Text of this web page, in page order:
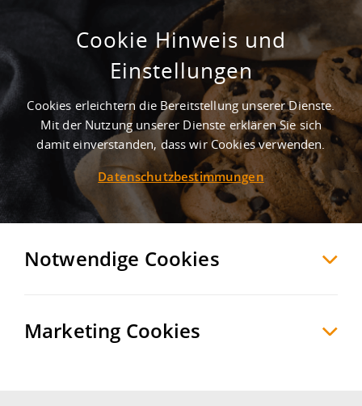
Provisionsfreie, moderne Halle mit
Rampen, Verkaufs- & Bürofläche -
ideal für Handel & Umschlag
LeinfeldenEsslingen, Deutschland
MERKEN VERGLEICHEN EXPORT PDF
Cookie Hinweis und
Einstellungen
Cookies erleichtern die Bereitstellung unserer Dienste.
Mit der Nutzung unserer Dienste erklären Sie sich
damit einverstanden, dass wir Cookies verwenden.
Datenschutzbestimmungen
Notwendige Cookies
Marketing Cookies